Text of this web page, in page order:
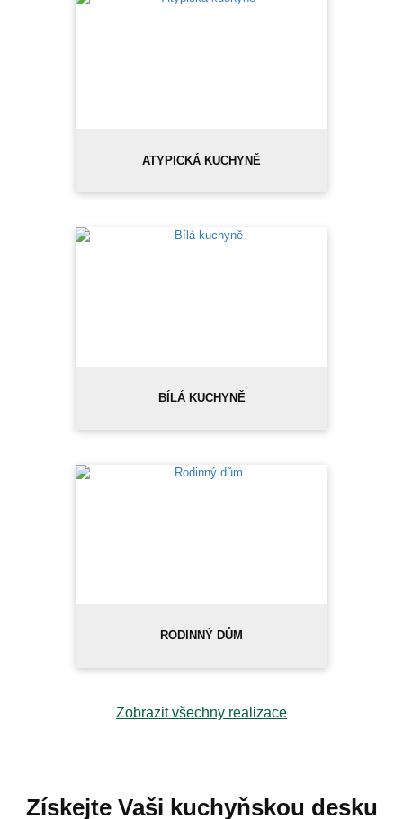
ATYPICKÁ KUCHYNĚ
BÍLÁ KUCHYNĚ
RODINNÝ DŮM
Zobrazit všechny realizace
Získejte Vaši kuchyňskou desku